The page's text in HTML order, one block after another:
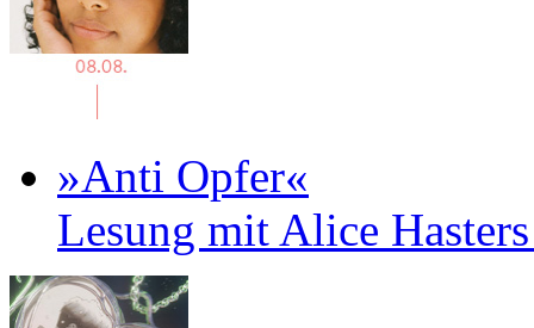
»Anti Opfer«
Lesung mit Alice